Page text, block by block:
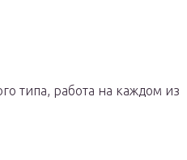
типа, работа на каждом из